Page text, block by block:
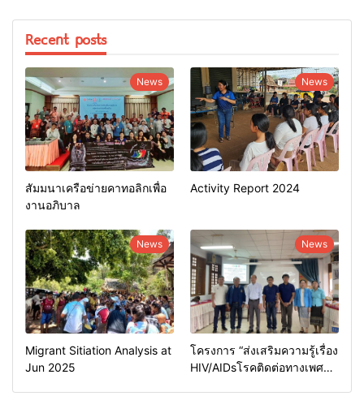
Recent posts
News
สัมมนาเครือข่ายคาทอลิกเพื่อ
งานอภิบาล
News
Activity Report 2024
News
Migrant Sitiation Analysis at
Jun 2025
News
โครงการ “ส่งเสริมความรู้เรื่อง
HIV/AIDsโรคติดต่อทางเพศ